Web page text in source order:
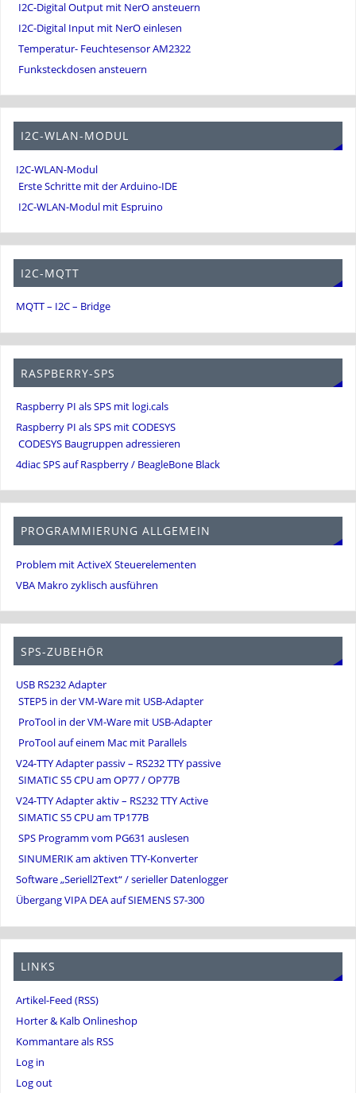
I2C-Digital Output mit NerO ansteuern
I2C-Digital Input mit NerO einlesen
Temperatur- Feuchtesensor AM2322
Funksteckdosen ansteuern
I2C-WLAN-MODUL
I2C-WLAN-Modul
Erste Schritte mit der Arduino-IDE
I2C-WLAN-Modul mit Espruino
I2C-MQTT
MQTT – I2C – Bridge
RASPBERRY-SPS
Raspberry PI als SPS mit logi.cals
Raspberry PI als SPS mit CODESYS
CODESYS Baugruppen adressieren
4diac SPS auf Raspberry / BeagleBone Black
PROGRAMMIERUNG ALLGEMEIN
Problem mit ActiveX Steuerelementen
VBA Makro zyklisch ausführen
SPS-ZUBEHÖR
USB RS232 Adapter
STEP5 in der VM-Ware mit USB-Adapter
ProTool in der VM-Ware mit USB-Adapter
ProTool auf einem Mac mit Parallels
V24-TTY Adapter passiv – RS232 TTY passive
SIMATIC S5 CPU am OP77 / OP77B
V24-TTY Adapter aktiv – RS232 TTY Active
SIMATIC S5 CPU am TP177B
SPS Programm vom PG631 auslesen
SINUMERIK am aktiven TTY-Konverter
Software „Seriell2Text“ / serieller Datenlogger
Übergang VIPA DEA auf SIEMENS S7-300
LINKS
Artikel-Feed (RSS)
Horter & Kalb Onlineshop
Kommantare als RSS
Log in
Log out